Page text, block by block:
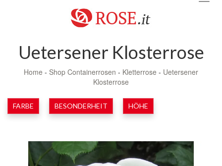
Uetersener Klosterrose
Home - Shop Containerrosen - Kletterrose - Uetersener
Klosterrose
FARBE BESONDERHEIT HÖHE